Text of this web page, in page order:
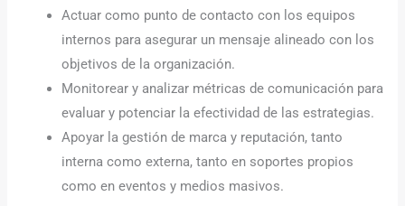
Actuar como punto de contacto con los equipos
internos para asegurar un mensaje alineado con los
objetivos de la organización.
Monitorear y analizar métricas de comunicación para
evaluar y potenciar la efectividad de las estrategias.
Apoyar la gestión de marca y reputación, tanto
interna como externa, tanto en soportes propios
como en eventos y medios masivos.